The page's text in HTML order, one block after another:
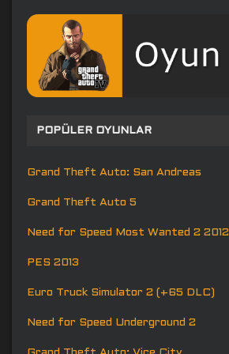
POPÜLER OYUNLAR
Grand Theft Auto: San Andreas
Grand Theft Auto 5
Need for Speed Most Wanted 2 2012
PES 2013
Euro Truck Simulator 2 (+65 DLC)
Need for Speed Underground 2